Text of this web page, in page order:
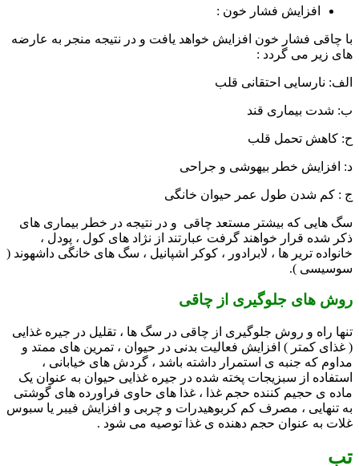
افزایش فشار خون :
با چاقی فشار خون افزایش خواهد یافت و در نتیجه منجر به عارضه
های زیر می گردد :
الف: نارسایی احتقانی قلب
ب: شدت بیماری قند
ح: کاهش تحمل قلب
د: افزایش خطر بیهوشی و جراحی
ج : کم شدن طول عمر حیوان خانگی
سگ هایی که بیشتر مستعد چاقی و در نتیجه در خطر بیماری های
ذکر شده قرار خواهند گرفت عبارتند از نژاد های کول ، پودل ،
خانواده تریر ها ، لابرادور ، کوکر اشپانیل ، سگ های خانگی داشهوند (
سوسیسی ).
روش های جلوگیری از چاقی
تنها راه و روش جلوگیری از چاقی در سگ ها ، تقلیل در جیره غذایی
( غذای کمتر ) افزایش فعالیت بدنی در حیوان ، تمرین های ممتد و
مداوم که جنبه ی استمرار داشته باشد ، گردش های خیابانی ،
استفاده از سبزیجات پخته شده در جیره غذایی حیوان به عنوان یک
ماده ی حجیم کننده حجم غذا ، غذا های حاوی فراورده های گوشتی
به تنهایی ، مصرف کم کربوهیدرات و چربی و افزایش فیبر یا سبوس
غلات به عنوان حجم دهنده ی غذا توصیه می شود .
تب